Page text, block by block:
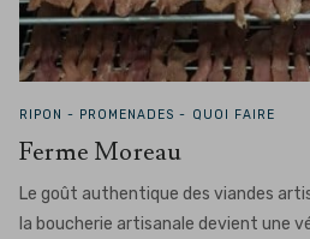
RIPON - PROMENADES - QUOI FAIRE
Ferme Moreau
Le goût authentique des viandes
la boucherie artisanale devient une